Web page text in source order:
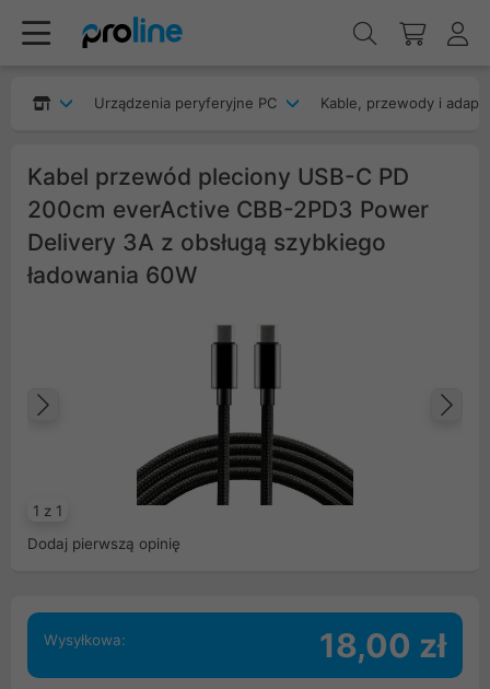
Urządzenia peryferyjne PC Kable, przewody i
Kabel przewód pleciony USB-C PD
200cm everActive CBB-2PD3 Power
Delivery 3A z obsługą szybkiego
ładowania 60W
1 z 1
Poprzedni
Dodaj pierwszą opinię
Wysyłkowa: 18,00 zł